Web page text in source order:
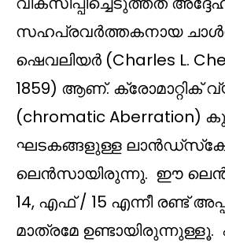
സഹപ്രവർത്തകനായ
ഷെവലിയർ (Charles L.
1859) ആണ്. ക്രോമാറ്റിക്
(chromatic Aberration)
ഘടകങ്ങളുള്ള
ലെൻസായിരുന്നു. ഈ
14, എഫ് / 15 എന്നീ രണ്ട്
മാത്രമേ